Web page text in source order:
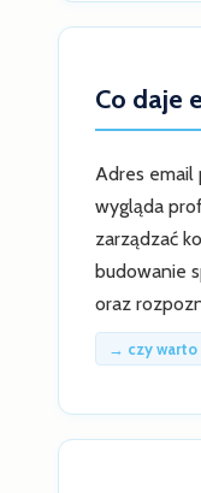
Co daje
Adres email
wygląda
zarządzać
budowanie
oraz
→ czy warto